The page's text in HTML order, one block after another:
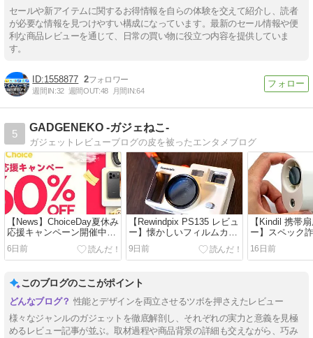
セールや新アイテムに関するお得情報を自らの体験を交えて紹介し、読者
が必要な情報を見つけやすい構成になっています。最新のセール情報や便
利な商品レビューを通じて、日常の買い物に役立つ内容を提供していま
す。
1558877 2
週間IN:32 週間OUT:48 月間IN:64
5
GADGENEKO -ガジェねこ-
ガジェットレビューブログの皮を被ったエンタメブログ
【News】ChoiceDay夏休み
応援キャンペーン開催中。
個人的まとメモ。
6日前
【Rewindpix PS135 レビュ
ー】懐かしいフィルムカメ
ラ体験を味わえるデジカ
メ。性能デザイン文句な
し。
9日前
【Kindil 携帯
ー】スペック
風機。絶対買
16日前
このブログのここがポイント
性能とデザインを両立させるツボを押さえたレビュー
様々なジャンルのガジェットを徹底解剖し、それぞれの実力と意義を見極
めるレビュー記事が並ぶ。取材過程や商品背景の詳細も交えながら、巧み